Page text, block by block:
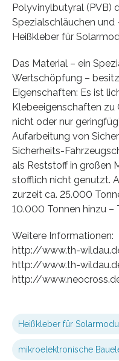
Polyvinylbutyral (PVB)
Spezialschläuchen
Heißkleber für
Das Material – ein
Wertschöpfung –
Eigenschaften: Es ist
Klebeeigenschaften zu
nicht oder nur
Aufarbeitung von
Sicherheits-
als Reststoff in großen
stofflich nicht genutzt.
zurzeit ca. 25.000
10.000 Tonnen hinzu –
Weitere Informationen:
http://www.th-
http://www.th-
http://
Heißkleber für
mikroelektronische